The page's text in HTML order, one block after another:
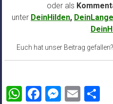
oder als
unter DeinHilden,
Euch hat unser Beitrag
WhatsApp
Facebook
Email